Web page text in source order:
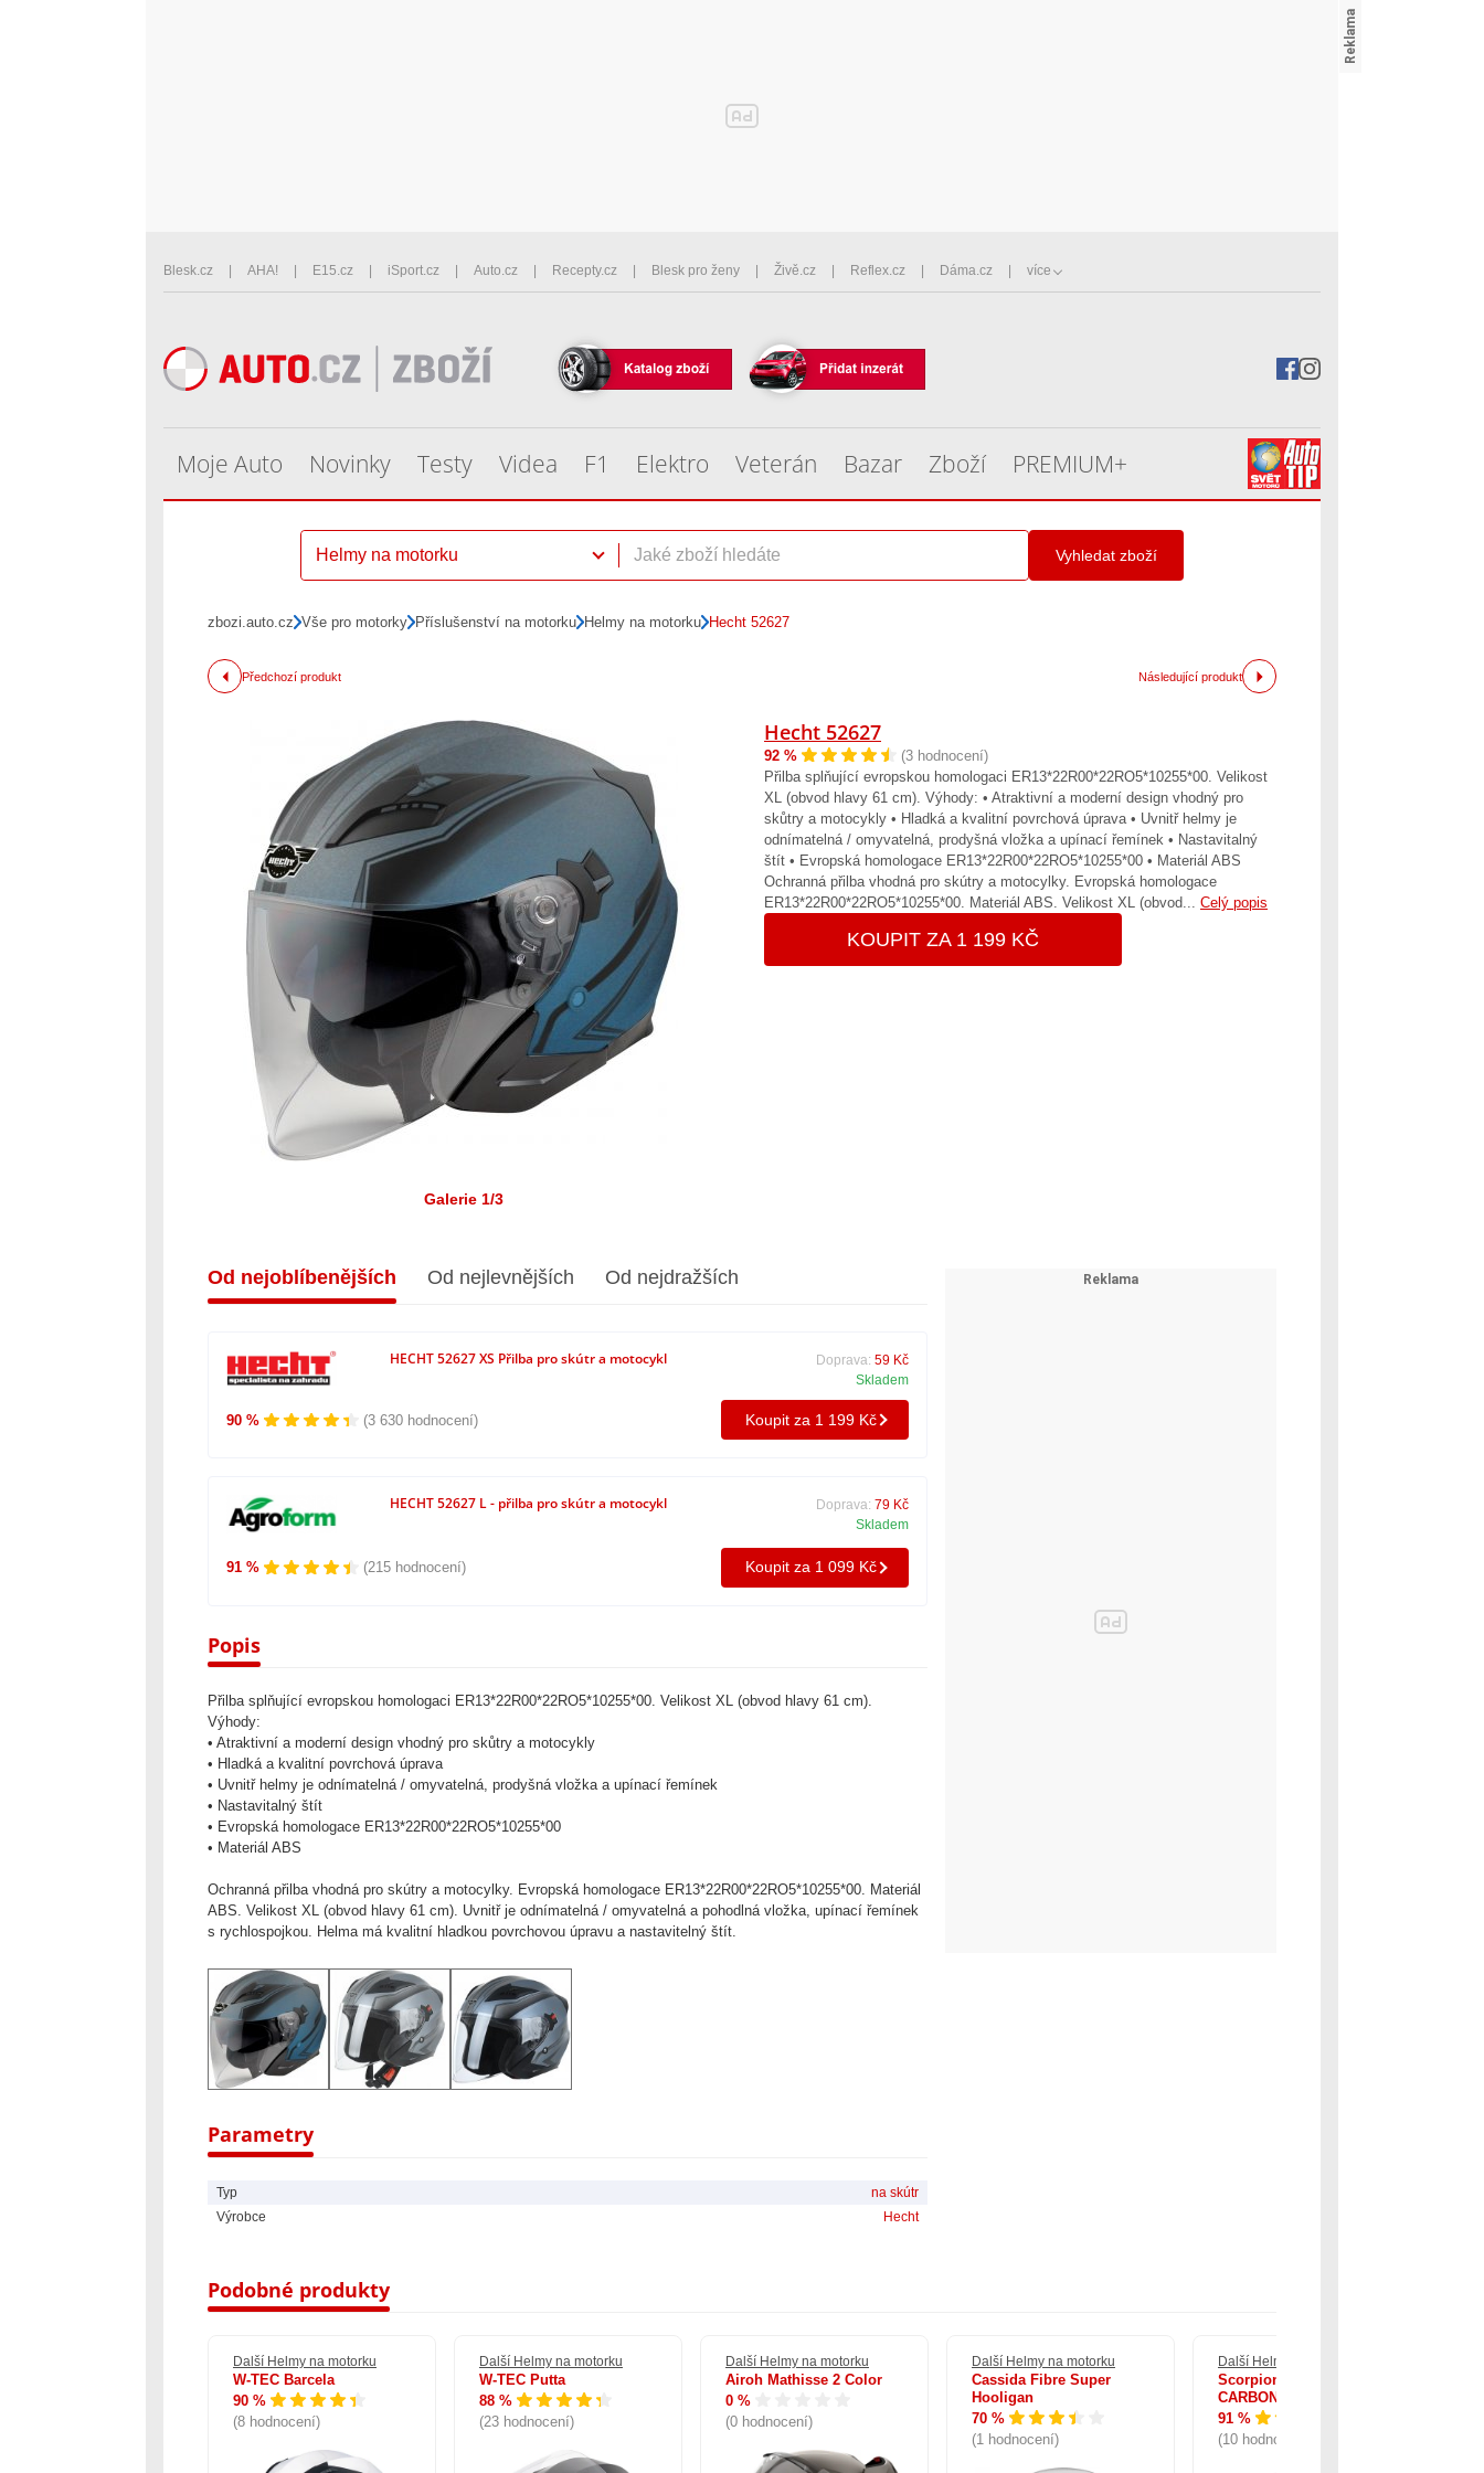
Blesk.cz AHA! E15.cz iSport.cz Auto.cz Recepty.cz Blesk pro ženy Živě.cz Reflex.cz Dáma.cz více
Moje Auto Novinky Testy Videa F1 Elektro Veterán Bazar Zboží PREMIUM+
Helmy na motorku Vyhledat zboží
zbozi.auto.cz Vše pro motorky Příslušenství na motorku Helmy na motorku Hecht 52627
Předchozí produkt Následující produkt
Galerie 1/3
Hecht 52627
92 %
(3 hodnocení)
Přilba splňující evropskou homologaci ER13*22R00*22RO5*10255*00. Velikost
XL (obvod hlavy 61 cm). Výhody: • Atraktivní a moderní design vhodný pro
skůtry a motocykly • Hladká a kvalitní povrchová úprava • Uvnitř helmy je
odnímatelná / omyvatelná, prodyšná vložka a upínací řemínek • Nastavitalný
štít • Evropská homologace ER13*22R00*22RO5*10255*00 • Materiál ABS
Ochranná přilba vhodná pro skútry a motocylky. Evropská homologace
ER13*22R00*22RO5*10255*00. Materiál ABS. Velikost XL (obvod... Celý popis
KOUPIT ZA 1 199 KČ
Od nejoblíbenějších Od nejlevnějších Od nejdražších
90 % (3 630 hodnocení)
HECHT 52627 XS Přilba pro skútr a motocykl Doprava: 59 Kč
Skladem
Koupit za 1 199 Kč
91 % (215 hodnocení)
HECHT 52627 L - přilba pro skútr a motocykl Doprava: 79 Kč
Skladem
Koupit za 1 099 Kč
Popis
Přilba splňující evropskou homologaci ER13*22R00*22RO5*10255*00. Velikost XL (obvod hlavy 61 cm).
Výhody:
• Atraktivní a moderní design vhodný pro skůtry a motocykly
• Hladká a kvalitní povrchová úprava
• Uvnitř helmy je odnímatelná / omyvatelná, prodyšná vložka a upínací řemínek
• Nastavitalný štít
• Evropská homologace ER13*22R00*22RO5*10255*00
• Materiál ABS
Ochranná přilba vhodná pro skútry a motocylky. Evropská homologace ER13*22R00*22RO5*10255*00. Materiál
ABS. Velikost XL (obvod hlavy 61 cm). Uvnitř je odnímatelná / omyvatelná a pohodlná vložka, upínací řemínek
s rychlospojkou. Helma má kvalitní hladkou povrchovou úpravu a nastavitelný štít.
Parametry
Typ
na skútr
Výrobce
Hecht
Podobné produkty
Další Helmy na motorku
W-TEC Barcela
90 %
(8 hodnocení)
Další Helmy na motorku
W-TEC Putta
88 %
(23 hodnocení)
Další Helmy na motorku
Airoh Mathisse 2 Color
0 %
(0 hodnocení)
Další Helmy na motorku
Cassida Fibre Super
Hooligan
70 %
(1 hodnocení)
Další Helmy na motorku
Scorpion EXO-TECH EVO
CARBON
91 %
(10 hodnocení)